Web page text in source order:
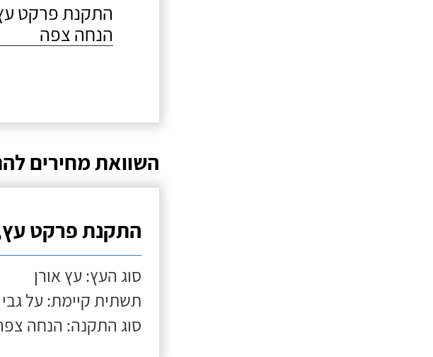
התקנת פרקט
הנחה צפה
השוואת מחירים
התקנת פרקט
סוג העץ: עץ אורן
תשתית קיימת: על
סוג התקנה: הנחה